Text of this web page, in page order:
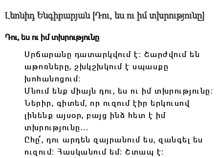
Լեոնիդ Ենգիբարյան [Դու, ես ու իմ տխրությունը]
Դու, ես ու իմ տխրությունը
Սրճարանը դատարկվում է։ Շարժվում են
աթոռները, շխկշխկում է սպասքը
խոհանոցում։
Մնում ենք միայն դու, ես ու իմ տխրությունը։
Ներիր, գիտեմ, որ ուզում էիր երկուսով
լինենք այսօր, բայց ինձ հետ է իմ
տխրությունը․․․
Ըհը՜, դու արդեն զայրանում ես, զանգել ես
ուզում։ Հասկանում եմ։ Շտապ է։